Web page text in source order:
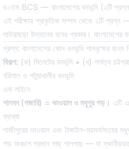
৪০তম BCS — বাংলাদেশের বনভূমি (২টি
এই পরীক্ষায় প্রাকৃতিক সম্পদ থেকে ২টি প্রশ্ন
লাউয়াছড়া উদ্যানের বনের প্রকার।
প্রশ্ন: বাংলাদেশের কোন বনভূমি শালবৃক্ষের জন্য
বিকল্প: (ক) সিলেটের বনভূমি • (খ) পার্বত্য
বরিশাল ও পটুয়াখালীর বনভূমি
এক লাইনে
শালবন (গজারি) = ভাওয়াল ও মধুপুর গড়। এটি
ব্যাখ্যা
গাজীপুরের ভাওয়াল এবং টাঙ্গাইল-
গড় অঞ্চলে প্রধান গাছ শালগাছ — যা